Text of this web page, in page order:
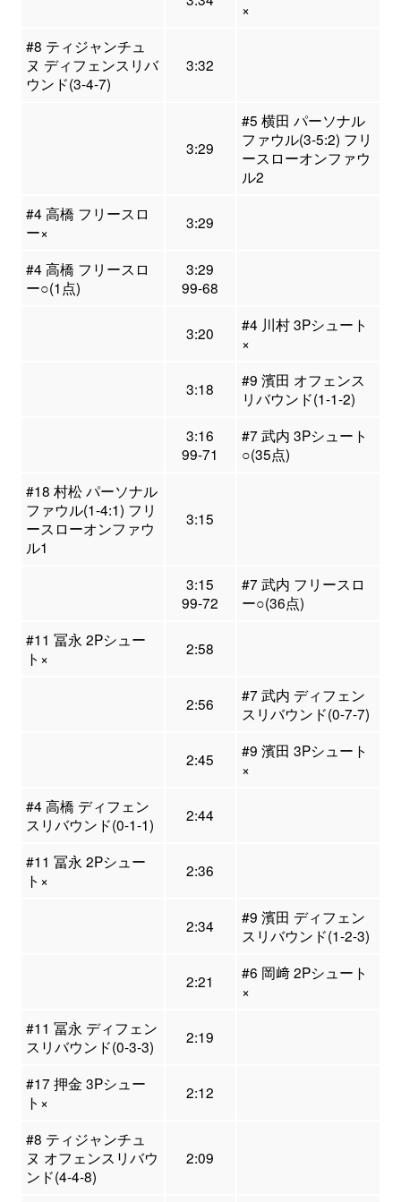
×
#8 ティジャンチュ
ヌ ディフェンスリバ
ウンド(3-4-7)
3:32
3:29
#5 横田 パーソナル
ファウル(3-5:2) フリ
ースローオンファウ
ル2
#4 高橋 フリースロ
ー×
3:29
#4 高橋 フリースロ
ー○(1点)
3:29
99-68
3:20
#4 川村 3Pシュート
×
3:18
#9 濱田 オフェンス
リバウンド(1-1-2)
3:16
99-71
#7 武内 3Pシュート
○(35点)
#18 村松 パーソナル
ファウル(1-4:1) フリ
ースローオンファウ
ル1
3:15
3:15
99-72
#7 武内 フリースロ
ー○(36点)
#11 冨永 2Pシュー
ト×
2:58
2:56
#7 武内 ディフェン
スリバウンド(0-7-7)
2:45
#9 濱田 3Pシュート
×
#4 高橋 ディフェン
スリバウンド(0-1-1)
2:44
#11 冨永 2Pシュー
ト×
2:36
2:34
#9 濱田 ディフェン
スリバウンド(1-2-3)
2:21
#6 岡﨑 2Pシュート
×
#11 冨永 ディフェン
スリバウンド(0-3-3)
2:19
#17 押金 3Pシュー
ト×
2:12
#8 ティジャンチュ
ヌ オフェンスリバウ
ンド(4-4-8)
2:09